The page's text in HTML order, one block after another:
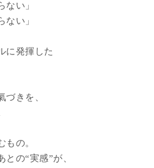
ない」
ない」
に発揮した
づきを、
もの。
の“実感”が、